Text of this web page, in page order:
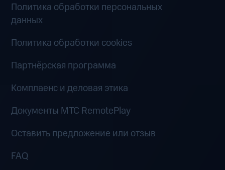
Политика обработки персональных
данных
Политика обработки cookies
Партнёрская программа
Комплаенс и деловая этика
Документы MTC RemotePlay
Оставить предложение или отзыв
FAQ